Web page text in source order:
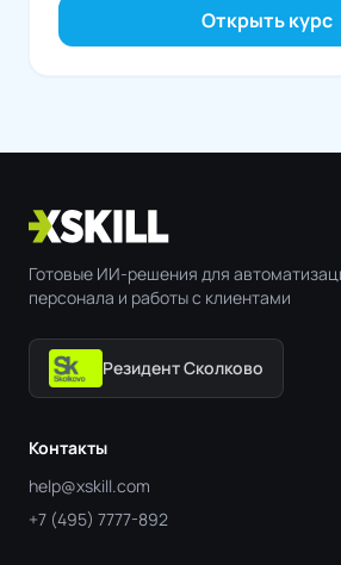
Открыть курс
Готовые ИИ-решения для
персонала и работы с клиентами
Резидент Сколково
Контакты
help@xskill.com
+7 (495) 7777-892